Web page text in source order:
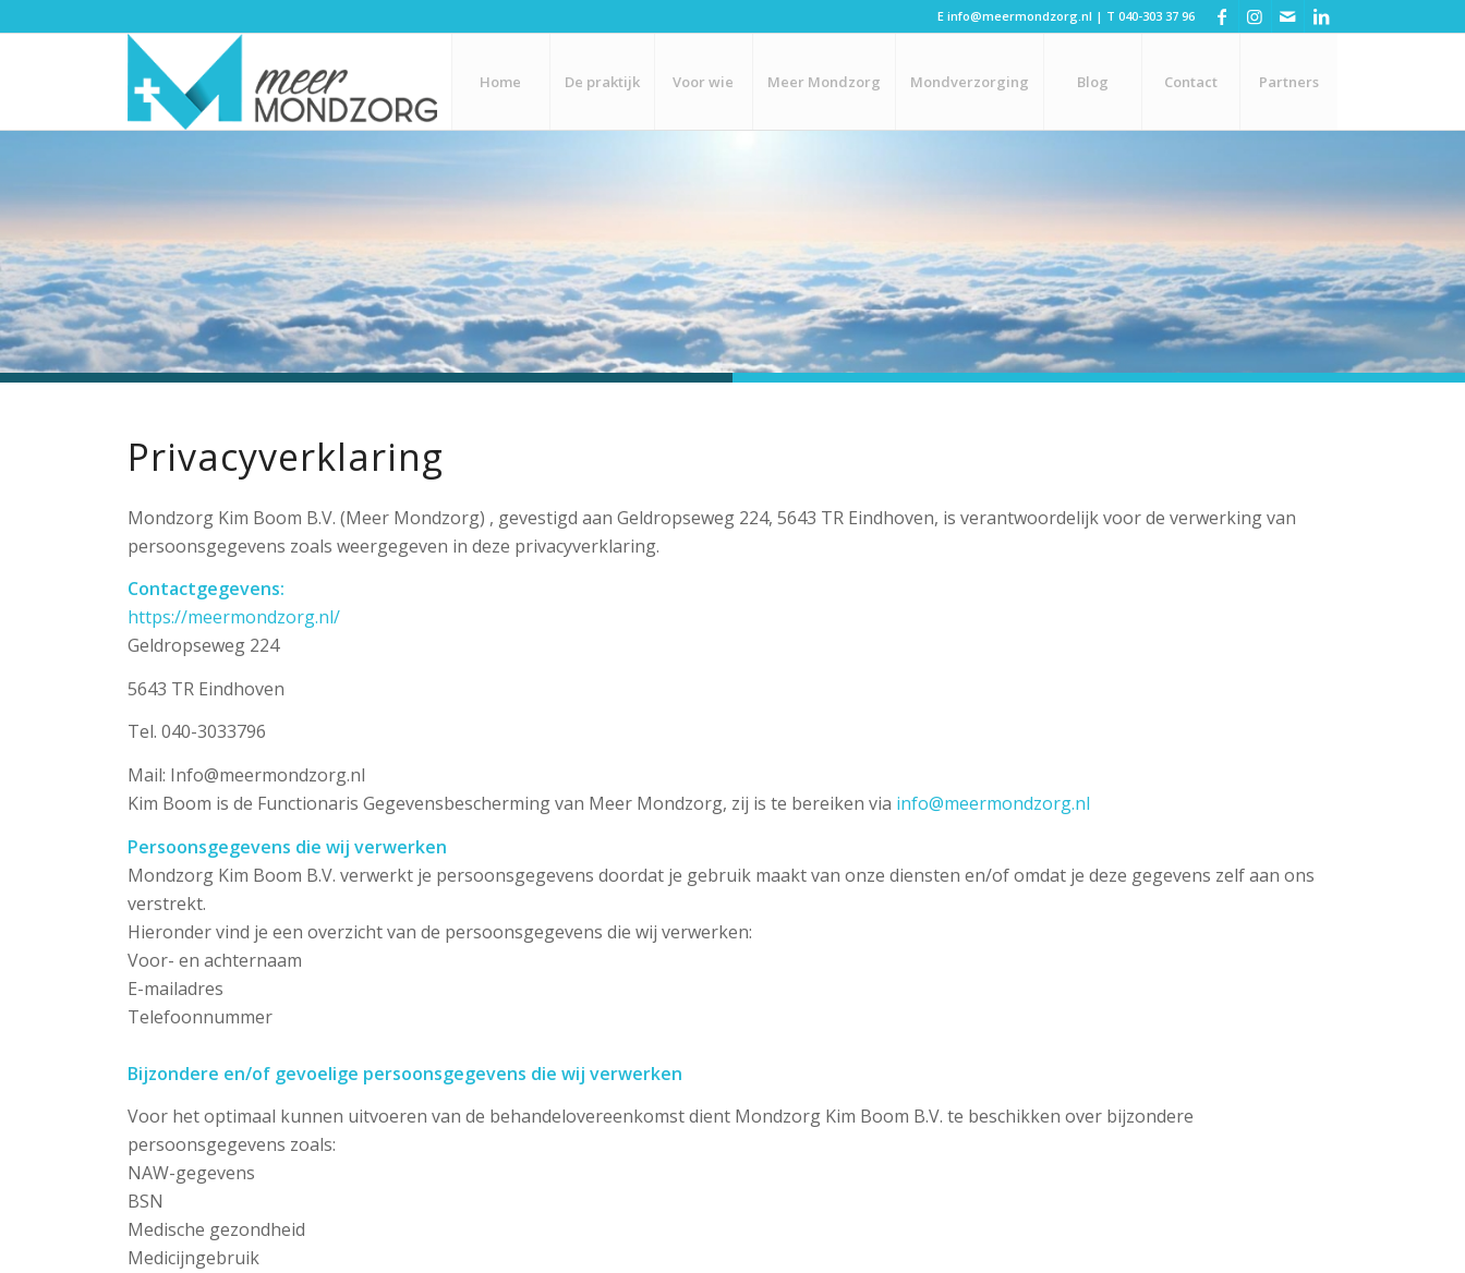
E info@meermondzorg.nl | T 040-303 37 96
Home De praktijk Voor wie Meer Mondzorg Mondverzorging Blog Contact Partners
Privacyverklaring
Mondzorg Kim Boom B.V. (Meer Mondzorg) , gevestigd aan Geldropseweg 224, 5643 TR Eindhoven, is verantwoordelijk voor de verwerking van
persoonsgegevens zoals weergegeven in deze privacyverklaring.
Contactgegevens:
https://meermondzorg.nl/
Geldropseweg 224
5643 TR Eindhoven
Tel. 040-3033796
Mail: Info@meermondzorg.nl
Kim Boom is de Functionaris Gegevensbescherming van Meer Mondzorg, zij is te bereiken via info@meermondzorg.nl
Persoonsgegevens die wij verwerken
Mondzorg Kim Boom B.V. verwerkt je persoonsgegevens doordat je gebruik maakt van onze diensten en/of omdat je deze gegevens zelf aan ons
verstrekt.
Hieronder vind je een overzicht van de persoonsgegevens die wij verwerken:
Voor- en achternaam
E-mailadres
Telefoonnummer
Bijzondere en/of gevoelige persoonsgegevens die wij verwerken
Voor het optimaal kunnen uitvoeren van de behandelovereenkomst dient Mondzorg Kim Boom B.V. te beschikken over bijzondere
persoonsgegevens zoals:
NAW-gegevens
BSN
Medische gezondheid
Medicijngebruik